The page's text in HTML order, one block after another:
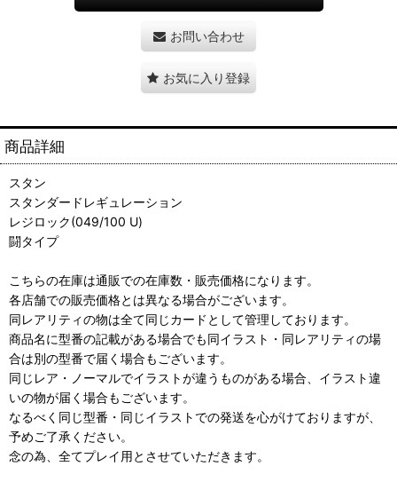
お問い合わせ
お気に入り登録
商品詳細
スタン
スタンダードレギュレーション
レジロック(049/100 U)
闘タイプ
こちらの在庫は通販での在庫数・販売価格になります。
各店舗での販売価格とは異なる場合がございます。
同レアリティの物は全て同じカードとして管理しております。
商品名に型番の記載がある場合でも同イラスト・同レアリティの場
合は別の型番で届く場合もございます。
同じレア・ノーマルでイラストが違うものがある場合、イラスト違
いの物が届く場合もございます。
なるべく同じ型番・同じイラストでの発送を心がけておりますが、
予めご了承ください。
念の為、全てプレイ用とさせていただきます。